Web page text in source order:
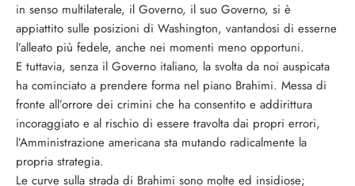
in senso multilaterale, il Governo, il suo Governo, si è
appiattito sulle posizioni di Washington, vantandosi di esserne
l’alleato più fedele, anche nei momenti meno opportuni.
E tuttavia, senza il Governo italiano, la svolta da noi auspicata
ha cominciato a prendere forma nel piano Brahimi. Messa di
fronte all’orrore dei crimini che ha consentito e addirittura
incoraggiato e al rischio di essere travolta dai propri errori,
l’Amministrazione americana sta mutando radicalmente la
propria strategia.
Le curve sulla strada di Brahimi sono molte ed insidiose;